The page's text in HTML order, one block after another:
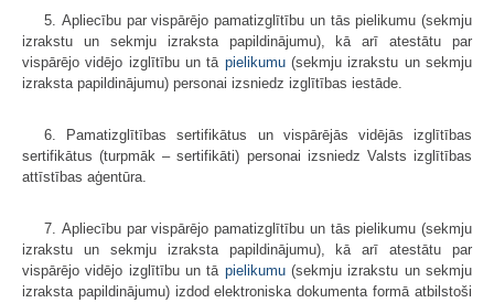
5. Apliecību par vispārējo pamatizglītību un tās pielikumu (sekmju
izrakstu un sekmju izraksta papildinājumu), kā arī atestātu par
vispārējo vidējo izglītību un tā pielikumu(sekmju izrakstu un sekmju
izraksta papildinājumu) personai izsniedz izglītības iestāde.
6. Pamatizglītības sertifikātus un vispārējās vidējās izglītības
sertifikātus (turpmāk – sertifikāti) personai izsniedz Valsts izglītības
attīstības aģentūra.
7. Apliecību par vispārējo pamatizglītību un tās pielikumu (sekmju
izrakstu un sekmju izraksta papildinājumu), kā arī atestātu par
vispārējo vidējo izglītību un tā pielikumu(sekmju izrakstu un sekmju
izraksta papildinājumu) izdod elektroniska dokumenta formā atbilstoši